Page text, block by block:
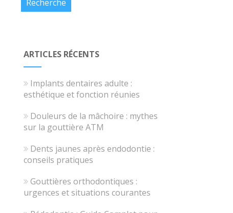
ARTICLES RÉCENTS
Implants dentaires adulte :
esthétique et fonction réunies
Douleurs de la mâchoire : mythes
sur la gouttière ATM
Dents jaunes après endodontie :
conseils pratiques
Gouttières orthodontiques :
urgences et situations courantes